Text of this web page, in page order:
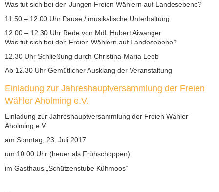
Was tut sich bei den Jungen Freien Wählern auf Landesebene?
11.50 – 12.00 Uhr Pause / musikalische Unterhaltung
12.00 – 12.30 Uhr Rede von MdL Hubert Aiwanger
Was tut sich bei den Freien Wählern auf Landesebene?
12.30 Uhr Schließung durch Christina-Maria Leeb
Ab 12.30 Uhr Gemütlicher Ausklang der Veranstaltung
Einladung zur Jahreshauptversammlung der Freien
Wähler Aholming e.V.
Einladung zur Jahreshauptversammlung der Freien Wähler
Aholming e.V.
am Sonntag, 23. Juli 2017
um 10:00 Uhr (heuer als Frühschoppen)
im Gasthaus „Schützenstube Kühmoos“